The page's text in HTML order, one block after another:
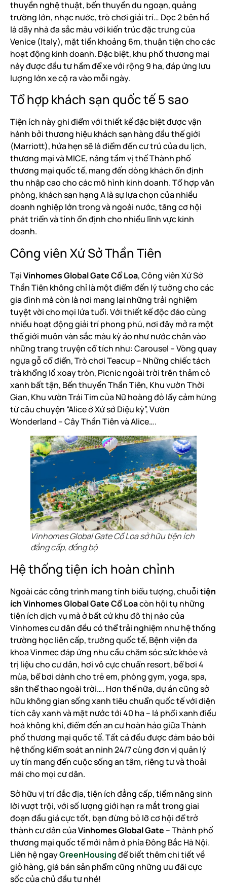
thuyền nghệ thuật, bến thuyền du ngoạn, quảng
trường lớn, nhạc nước, trò chơi giải trí… Dọc 2 bên hồ
là dãy nhà đa sắc màu với kiến trúc đặc trưng của
Venice (Italy), mặt tiền khoảng 6m, thuận tiện cho các
hoạt động kinh doanh. Đặc biệt, khu phố thương mại
này được đầu tư hầm để xe với rộng 9 ha, đáp ứng lưu
lượng lớn xe cộ ra vào mỗi ngày.
Tổ hợp khách sạn quốc tế 5 sao
Tiện ích này ghi điểm với thiết kế đặc biệt được vận
hành bởi thương hiệu khách sạn hàng đầu thế giới
(Marriott), hứa hẹn sẽ là điểm đến cư trú của du lịch,
thương mại và MICE, nâng tầm vị thế Thành phố
thương mại quốc tế, mang đến dòng khách ổn định
thu nhập cao cho các mô hình kinh doanh. Tổ hợp văn
phòng, khách sạn hạng A là sự lựa chọn của nhiều
doanh nghiệp lớn trong và ngoài nước, tăng cơ hội
phát triển và tính ổn định cho nhiều lĩnh vực kinh
doanh.
Công viên Xứ Sở Thần Tiên
TạiVinhomes Global Gate Cổ Loa, Công viên Xứ Sở
Thần Tiên không chỉ là một điểm đến lý tưởng cho các
gia đình mà còn là nơi mang lại những trải nghiệm
tuyệt vời cho mọi lứa tuổi. Với thiết kế độc đáo cùng
nhiều hoạt động giải trí phong phú, nơi đây mở ra một
thế giới muôn vàn sắc màu kỳ ảo như nước chân vào
những trang truyện cổ tích như: Carousel – Vòng quay
ngựa gỗ cổ điển, Trò chơi Teacup – Những chiếc tách
trà khổng lồ xoay tròn, Picnic ngoài trời trên thảm cỏ
xanh bất tận, Bến thuyền Thần Tiên, Khu vườn Thời
Gian, Khu vườn Trái Tim của Nữ hoàng đỏ lấy cảm hứng
từ câu chuyện “Alice ở Xứ sở Diệu kỳ”, Vườn
Wonderland – Cây Thần Tiên và Alice….
Vinhomes Global Gate Cổ Loa sở hữu tiện ích
đẳng cấp, đồng bộ
Hệ thống tiện ích hoàn chỉnh
Ngoài các công trình mang tính biểu tượng, chuỗitiện
ích Vinhomes Global Gate Cổ Loacòn hội tụ những
tiện ích dịch vụ mà ở bất cứ khu đô thị nào của
Vinhomes cư dân đều có thể trải nghiệm như hệ thống
trường học liên cấp, trường quốc tế, Bệnh viện đa
khoa Vinmec đáp ứng nhu cầu chăm sóc sức khỏe và
trị liệu cho cư dân, hơi vô cực chuẩn resort, bể bơi 4
mùa, bể bơi dành cho trẻ em, phòng gym, yoga, spa,
sân thể thao ngoài trời…. Hơn thế nữa, dự án cũng sở
hữu không gian sống xanh tiêu chuẩn quốc tế với diện
tích cây xanh và mặt nước tới 40 ha – lá phổi xanh điều
hoà không khí, điểm đến an cư hoàn hảo giữa Thành
phố thương mại quốc tế. Tất cả đều được đảm bảo bởi
hệ thống kiểm soát an ninh 24/7 cùng đơn vị quản lý
uy tín mang đến cuộc sống an tâm, riêng tư và thoải
mái cho mọi cư dân.
Sở hữu vị trí đắc địa, tiện ích đẳng cấp, tiềm năng sinh
lời vượt trội, với số lượng giới hạn ra mắt trong giai
đoạn đầu giá cực tốt, bạn đừng bỏ lỡ cơ hội để trở
thành cư dân củaVinhomes Global Gate – Thành phố
thương mại quốc tế mới nằm ở phía Đông Bắc Hà Nội.
Liên hệ ngayGreenHousingđể biết thêm chi tiết về
giỏ hàng, giá bán sản phẩm cũng những ưu đãi cực
sốc của chủ đầu tư nhé!